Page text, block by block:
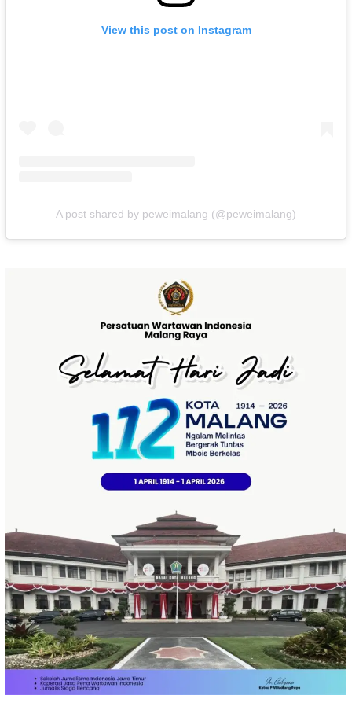
View this post on Instagram
A post shared by peweimalang (@peweimalang)